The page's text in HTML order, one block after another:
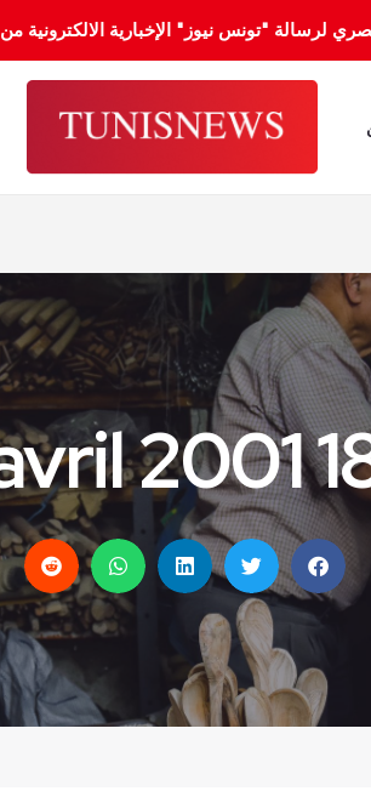
نيوز" الإخبارية الالكترونية من 1 ماي 2000 إلى 31 جانفي 2012.
18